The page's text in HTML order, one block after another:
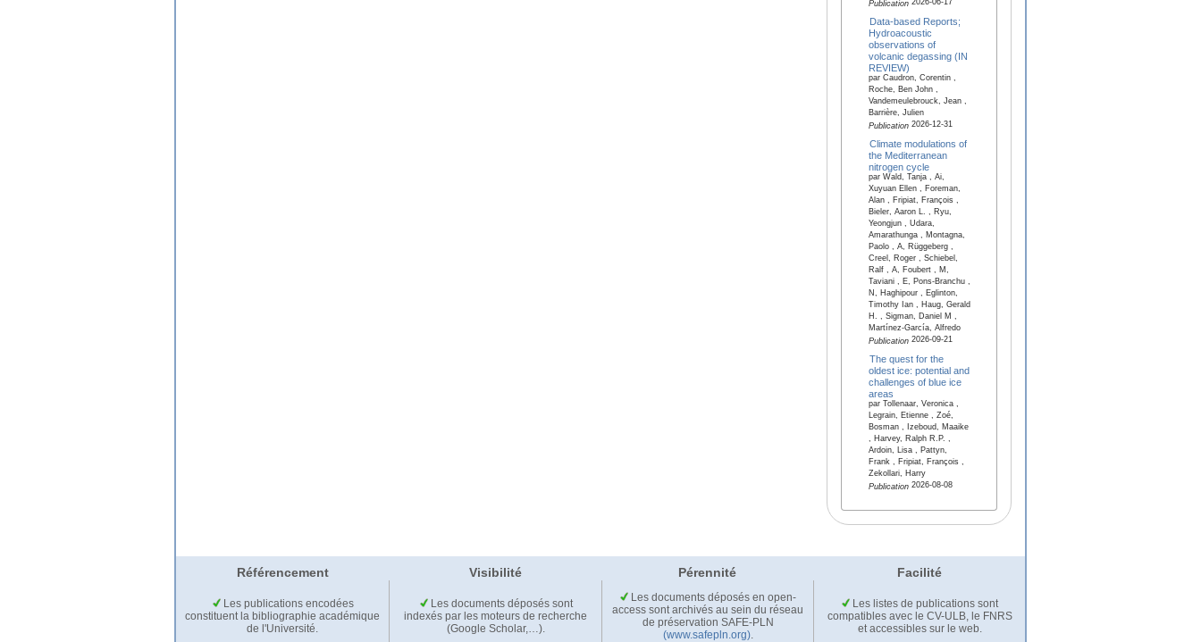
Publication2026-06-17
Data-based Reports;
Hydroacoustic
observations of
volcanic degassing (IN
REVIEW)
par Caudron, Corentin ,
Roche, Ben John ,
Vandemeulebrouck, Jean ,
Barrière, Julien
Publication2026-12-31
Climate modulations of
the Mediterranean
nitrogen cycle
par Wald, Tanja , Ai,
Xuyuan Ellen , Foreman,
Alan , Fripiat, François ,
Bieler, Aaron L. , Ryu,
Yeongjun , Udara,
Amarathunga , Montagna,
Paolo , A, Rüggeberg ,
Creel, Roger , Schiebel,
Ralf , A, Foubert , M,
Taviani , E, Pons-Branchu ,
N, Haghipour , Eglinton,
Timothy Ian , Haug, Gerald
H. , Sigman, Daniel M ,
Martínez-García, Alfredo
Publication2026-09-21
The quest for the
oldest ice: potential and
challenges of blue ice
areas
par Tollenaar, Veronica ,
Legrain, Etienne , Zoé,
Bosman , Izeboud, Maaike
, Harvey, Ralph R.P. ,
Ardoin, Lisa , Pattyn,
Frank , Fripiat, François ,
Zekollari, Harry
Publication2026-08-08
Référencement Visibilité Pérennité Facilité
Les publications encodées
constituent la bibliographie académique
de l'Université.
Les documents déposés sont
indexés par les moteurs de recherche
(Google Scholar,…).
Les documents déposés en open-
access sont archivés au sein du réseau
de préservation SAFE-PLN
(www.safepln.org).
Les listes de publications sont
compatibles avec le CV-ULB, le FNRS
et accessibles sur le web.